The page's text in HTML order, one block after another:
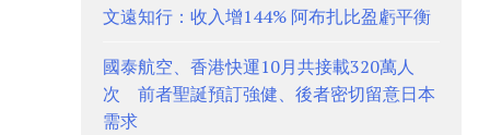
文遠知行：收入增144% 阿布扎比盈虧平衡
國泰航空、香港快運10月共接載320萬人
次 前者聖誕預訂強健、後者密切留意日本
需求